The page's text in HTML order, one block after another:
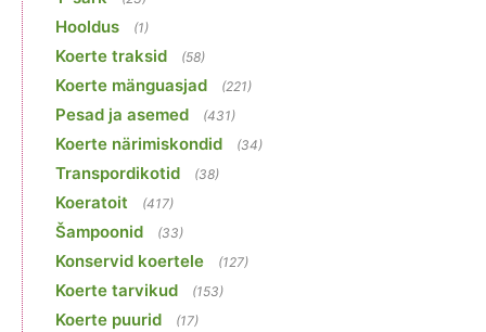
Hooldus (1)
Koerte traksid (58)
Koerte mänguasjad (221)
Pesad ja asemed (431)
Koerte närimiskondid (34)
Transpordikotid (38)
Koeratoit (417)
Šampoonid (33)
Konservid koertele (127)
Koerte tarvikud (153)
Koerte puurid (17)